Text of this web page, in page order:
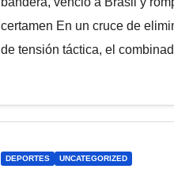
certamen En un cruce de
de tensión táctica, el
DEPORTES UNCATEGORIZED